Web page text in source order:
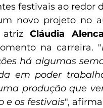
festivais ao redor
novo projeto no
atriz Cláudia
na carreira. "
há algumas
em poder
produção que
e os festivais",